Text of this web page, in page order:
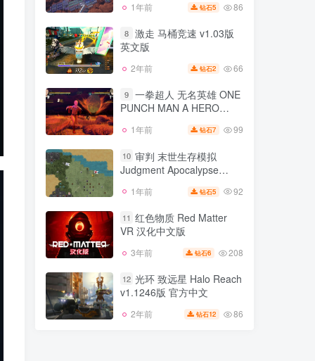
1年前 钻石5 86
8 激走 马桶竞速 v1.03版
英文版
2年前 钻石2 66
9 一拳超人 无名英雄 ONE
PUNCH MAN A HERO
NOBODY KNOWS
1年前 钻石7 99
10 审判 末世生存模拟
Judgment Apocalypse
v1.2.4290版 官方中文 集成
1年前 钻石5 92
11 红色物质 Red Matter
VR 汉化中文版
3年前 钻石6 208
12 光环 致远星 Halo Reach
v1.1246版 官方中文
2年前 钻石12 86
7
基建空间 InfraSpace
官方中文
1年前
8
激走 马桶竞速 v1.03版
2年前 钻石2
9
一拳超人 无名英雄 ONE
NOBODY KNOWS
1年前 钻石7
10
审判 末世生存模拟
Survival Simulation
v1.2.4290版 官方中文 集成
全DLC
1年前
11 红色物质 Red Matter
3年前 钻石
12 光环 致远星 Halo Reach